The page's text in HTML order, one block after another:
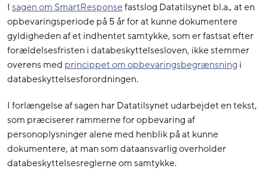
I sagen om SmartResponsefastslog Datatilsynet bl.a., at en
opbevaringsperiode på 5 år for at kunne dokumentere
gyldigheden af et indhentet samtykke, som er fastsat efter
forældelsesfristen i databeskyttelsesloven, ikke stemmer
overens med princippet om opbevaringsbegrænsning i
databeskyttelsesforordningen.
I forlængelse af sagen har Datatilsynet udarbejdet en tekst,
som præciserer rammerne for opbevaring af
personoplysninger alene med henblik på at kunne
dokumentere, at man som dataansvarlig overholder
databeskyttelsesreglerne om samtykke.